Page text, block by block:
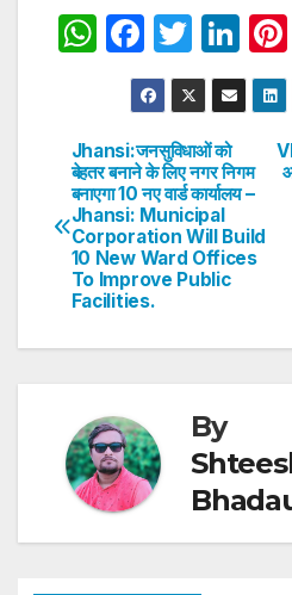
आपका ईमेल पता, फोन नंबर
और अन्य विवरण पूरी तरह
W
s
A
p
p
F
a
c
e
b
o
o
k
T
w
itt
er
Li
n
k
dI
n
Post
navigation
Jhansi:जनसुविधाओं को
बेहतर बनाने के लिए नगर निगम
बनाएगा 10 नए वार्ड कार्यालय –
Jhansi: Municipal
Corporation Will Build
10 New Ward Offices
To Improve Public
Facilities.
By